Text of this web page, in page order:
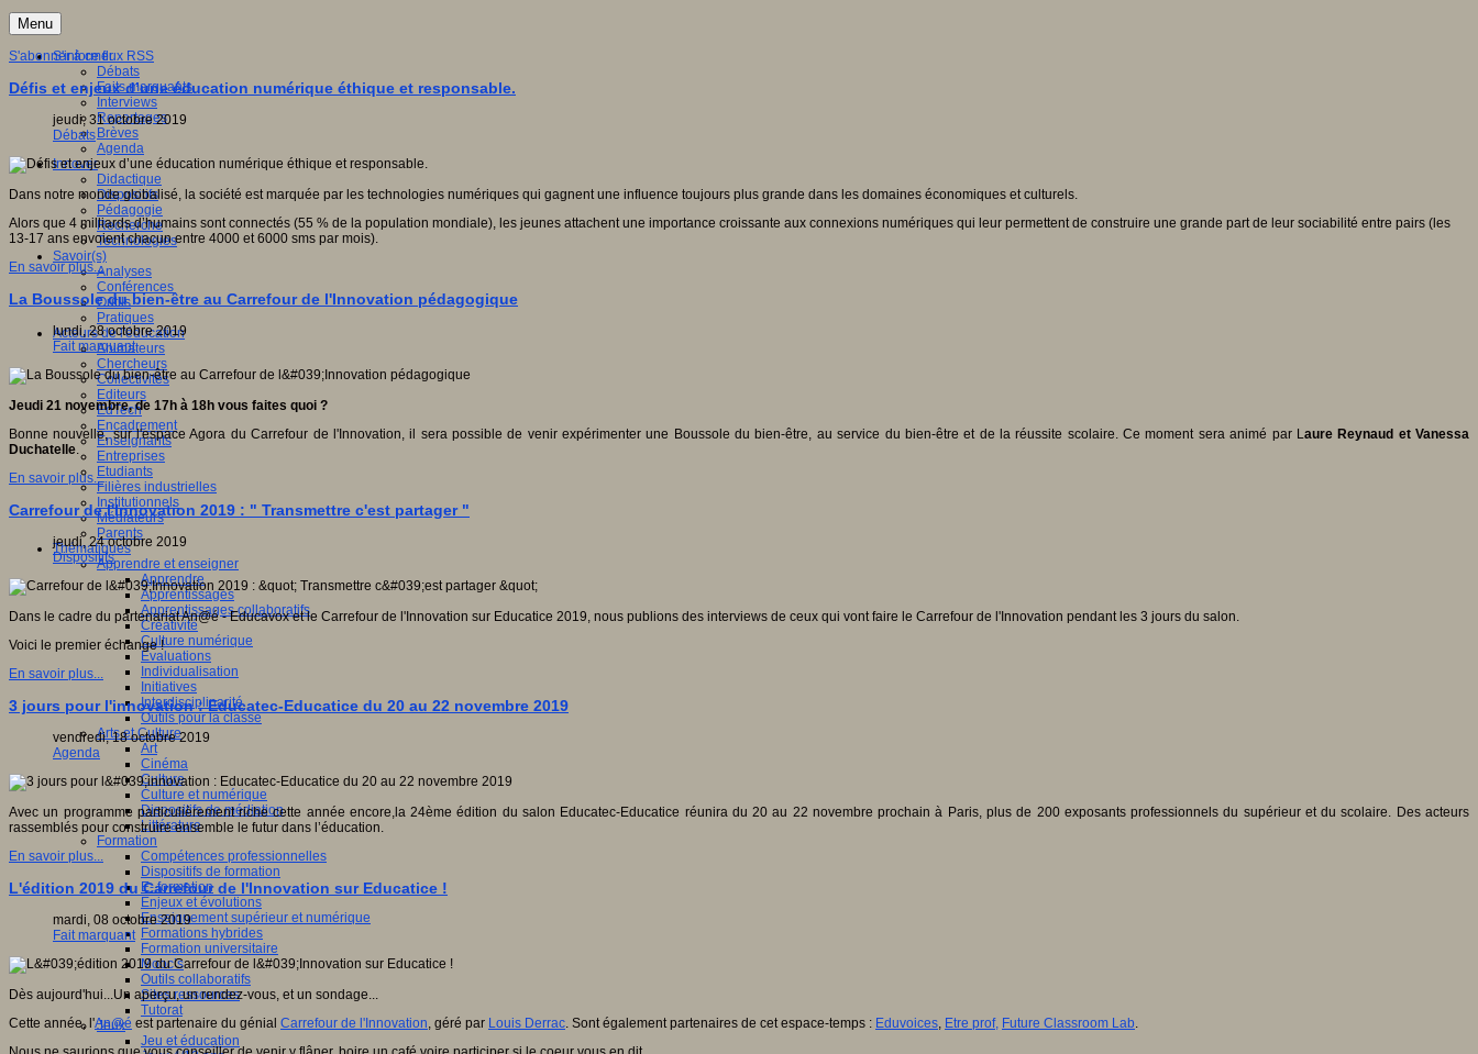
Menu
S'informer
Débats
Faits marquants
Interviews
Reportages
Brèves
Agenda
Innover
Didactique
Dispositifs
Pédagogie
Recherche
Technologies
Savoir(s)
Analyses
Conférences
Outils
Pratiques
Acteurs de l'éducation
Animateurs
Chercheurs
Collectivités
Editeurs
EdTech
Encadrement
Enseignants
Entreprises
Etudiants
Filières industrielles
Institutionnels
Médiateurs
Parents
Thématiques
Apprendre et enseigner
Apprendre
Apprentissages
Apprentissages collaboratifs
Créativité
Culture numérique
Evaluations
Individualisation
Initiatives
Interdisciplinarité
Outils pour la classe
Arts et Culture
Art
Cinéma
Culture
Culture et numérique
Dispositifs de médiation
Littérature
Formation
Compétences professionnelles
Dispositifs de formation
E- formation
Enjeux et évolutions
Enseignement supérieur et numérique
Formations hybrides
Formation universitaire
Mooc’s
Outils collaboratifs
Sites ressources
Tutorat
Jeux
Jeu et éducation
S'abonner à ce flux RSS
Défis et enjeux d’une éducation numérique éthique et responsable.
jeudi, 31 octobre 2019
Débats
Dans notre monde globalisé, la société est marquée par les technologies numériques qui gagnent une influence toujours plus grande dans les domaines économiques et culturels.
Alors que 4 milliards d’humains sont connectés (55 % de la population mondiale), les jeunes attachent une importance croissante aux connexions numériques qui leur permettent de construire une grande part de leur sociabilité entre pairs (les
13-17 ans envoient chacun entre 4000 et 6000 sms par mois).
En savoir plus...
La Boussole du bien-être au Carrefour de l'Innovation pédagogique
lundi, 28 octobre 2019
Fait marquant
Jeudi 21 novembre, de 17h à 18h vous faites quoi ?
Bonne nouvelle, sur l'espace Agora du Carrefour de l'Innovation, il sera possible de venir expérimenter une Boussole du bien-être, au service du bien-être et de la réussite scolaire. Ce moment sera animé par Laure Reynaud et Vanessa
Duchatelle.
En savoir plus...
Carrefour de l'Innovation 2019 : " Transmettre c'est partager "
jeudi, 24 octobre 2019
Dispositifs
Dans le cadre du partenariat An@é - Educavox et le Carrefour de l'Innovation sur Educatice 2019, nous publions des interviews de ceux qui vont faire le Carrefour de l'Innovation pendant les 3 jours du salon.
Voici le premier échange !
En savoir plus...
3 jours pour l'innovation : Educatec-Educatice du 20 au 22 novembre 2019
vendredi, 18 octobre 2019
Agenda
Avec un programme particulièrement riche cette année encore,la 24ème édition du salon Educatec-Educatice réunira du 20 au 22 novembre prochain à Paris, plus de 200 exposants professionnels du supérieur et du scolaire. Des acteurs
rassemblés pour construire ensemble le futur dans l’éducation.
En savoir plus...
L'édition 2019 du Carrefour de l'Innovation sur Educatice !
mardi, 08 octobre 2019
Fait marquant
Dès aujourd'hui...Un aperçu, un rendez-vous, et un sondage...
Cette année, l'An@é est partenaire du génial Carrefour de l'Innovation, géré par Louis Derrac. Sont également partenaires de cet espace-temps : Eduvoices, Etre prof, Future Classroom Lab.